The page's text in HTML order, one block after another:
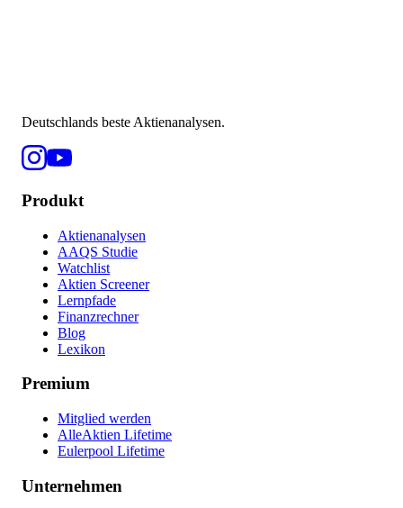
Deutschlands beste Aktienanalysen.
Produkt
Aktienanalysen
AAQS Studie
Watchlist
Aktien Screener
Lernpfade
Finanzrechner
Blog
Lexikon
Premium
Mitglied werden
AlleAktien Lifetime
Eulerpool Lifetime
Unternehmen